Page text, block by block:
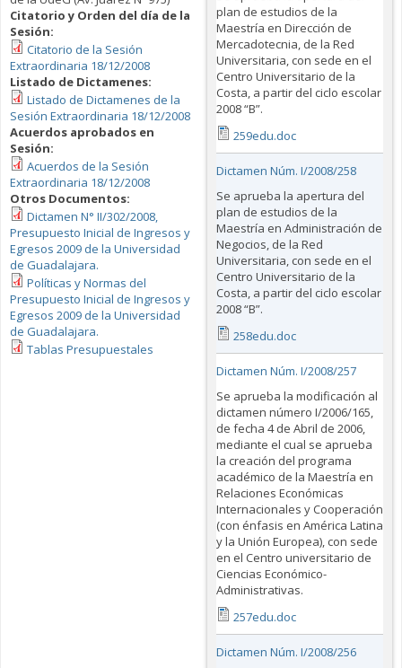
Citatorio y Orden del día de la
Sesión:
Citatorio de la Sesión
Extraordinaria 18/12/2008
Listado de Dictamenes:
Listado de Dictamenes de la
Sesión Extraordinaria 18/12/2008
Acuerdos aprobados en
Sesión:
Acuerdos de la Sesión
Extraordinaria 18/12/2008
Otros Documentos:
Dictamen N° II/302/2008,
Presupuesto Inicial de Ingresos y
Egresos 2009 de la Universidad
de Guadalajara.
Políticas y Normas del
Presupuesto Inicial de Ingresos y
Egresos 2009 de la Universidad
de Guadalajara.
Tablas Presupuestales
plan de estudios de la
Maestría en Dirección de
Mercadotecnia, de la Red
Universitaria, con sede en el
Centro Universitario de la
Costa, a partir del ciclo escolar
2008 “B”.
259edu.doc
Dictamen Núm. I/2008/258
Se aprueba la apertura del
plan de estudios de la
Maestría en Administración de
Negocios, de la Red
Universitaria, con sede en el
Centro Universitario de la
Costa, a partir del ciclo escolar
2008 “B”.
258edu.doc
Dictamen Núm. I/2008/257
Se aprueba la modificación al
dictamen número I/2006/165,
de fecha 4 de Abril de 2006,
mediante el cual se aprueba
la creación del programa
académico de la Maestría en
Relaciones Económicas
Internacionales y Cooperación
(con énfasis en América Latina
y la Unión Europea), con sede
en el Centro universitario de
Ciencias Económico-
Administrativas.
257edu.doc
Dictamen Núm. I/2008/256